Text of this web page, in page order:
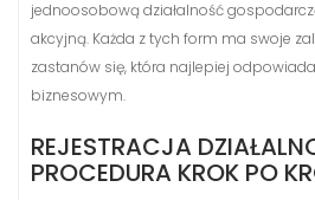
jednoosobową działalność
akcyjną. Każda z tych form ma swoje
zastanów się, która najlepiej
biznesowym.
REJESTRACJA
PROCEDURA KROK PO